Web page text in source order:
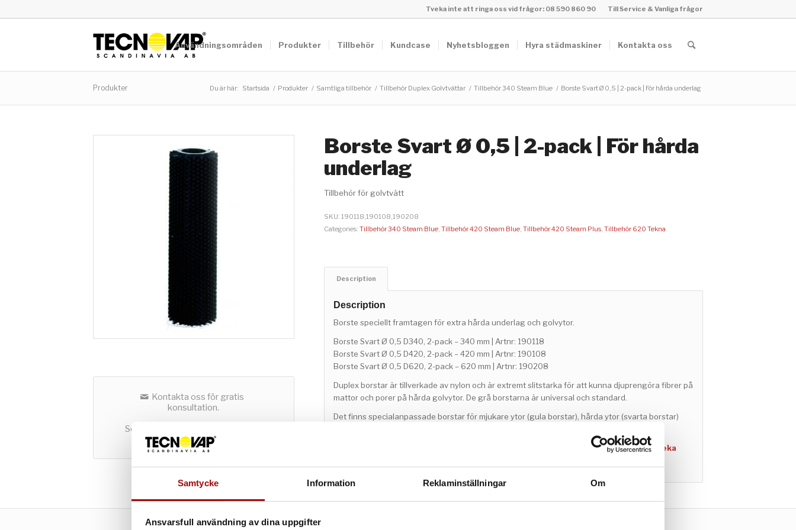
Samtycke Information Reklaminställningar Om
Ansvarsfull användning av dina uppgifter
Till Service & Vanliga frågor
Tveka inte att ringa oss vid frågor: 08 590 860 90
Användningsområden Produkter Tillbehör Kundcase Nyhetsbloggen Hyra städmaskiner Kontakta oss
Produkter Du är här: Startsida / Produkter / Samtliga tillbehör / Tillbehör Duplex Golvtvättar / Tillbehör 340 Steam Blue / Borste Svart Ø 0,5 | 2-pack | För hårda underlag
Kontakta oss för gratis
konsultation.
Som företag kan du både hyra och
köpa utrustning hos oss.
Borste Svart Ø 0,5 | 2-pack | För hårda
underlag
Tillbehör för golvtvätt
SKU: 190118,190108,190208
Categories: Tillbehör 340 Steam Blue, Tillbehör 420 Steam Blue, Tillbehör 420 Steam Plus, Tillbehör 620 Tekna
Description
Description
Borste speciellt framtagen för extra hårda underlag och golvytor.
Borste Svart Ø 0,5 D340, 2-pack – 340 mm | Artnr: 190118
Borste Svart Ø 0,5 D420, 2-pack – 420 mm | Artnr: 190108
Borste Svart Ø 0,5 D620, 2-pack – 620 mm | Artnr: 190208
Duplex borstar är tillverkade av nylon och är extremt slitstarka för att kunna djuprengöra fibrer på
mattor och porer på hårda golvytor. De grå borstarna är universal och standard.
Det finns specialanpassade borstar för mjukare ytor (gula borstar), hårda ytor (svarta borstar)
Säkerställ att borstarna du köper hos oss har samma bredd som din golvtvätt. Tveka